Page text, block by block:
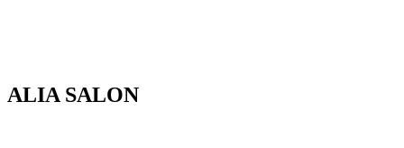
ALIA SALON